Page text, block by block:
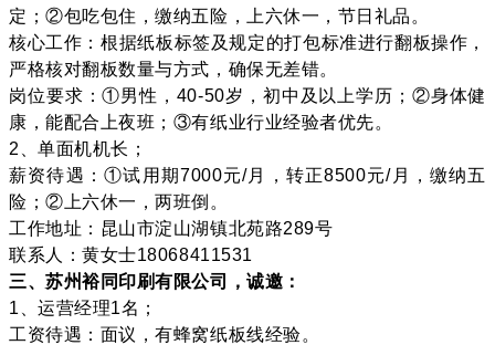
定；②包吃包住，缴纳五险，上六休一，节日礼品。
核心工作：根据纸板标签及规定的打包标准进行翻板操作，
严格核对翻板数量与方式，确保无差错。
岗位要求：①男性，40-50岁，初中及以上学历；②身体健
康，能配合上夜班；③有纸业行业经验者优先。
2、单面机机长；
薪资待遇：①试用期7000元/月，转正8500元/月，缴纳五
险；②上六休一，两班倒。
工作地址：昆山市淀山湖镇北苑路289号
联系人：黄女士18068411531
三、苏州裕同印刷有限公司，诚邀：
1、运营经理1名；
工资待遇：面议，有蜂窝纸板线经验。